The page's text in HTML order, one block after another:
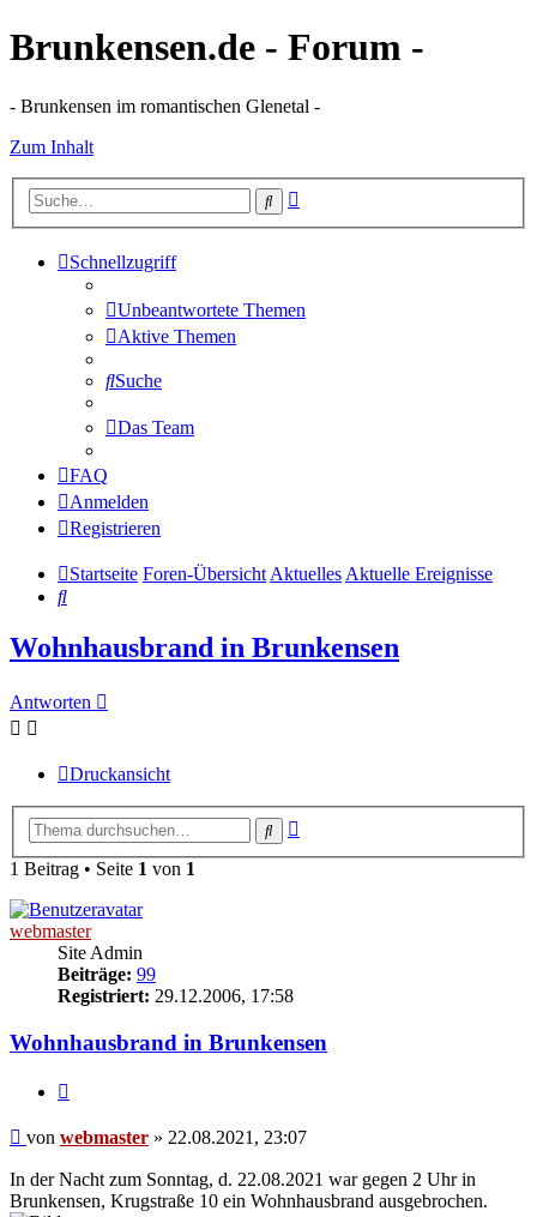
Brunkensen.de - Forum -
- Brunkensen im romantischen Glenetal -
Zum Inhalt
Suche
Schnellzugriff
Unbeantwortete Themen
Aktive Themen
Suche
Das Team
FAQ
Anmelden
Registrieren
Startseite Foren-ÜbersichtAktuellesAktuelle Ereignisse
Suche
Wohnhausbrand in Brunkensen
Antworten
Druckansicht
Suche
1 Beitrag • Seite 1 von 1
webmaster
Site Admin
Beiträge: 99
Registriert: 29.12.2006, 17:58
Wohnhausbrand in Brunkensen
Beitrag
von webmaster » 22.08.2021, 23:07
In der Nacht zum Sonntag, d. 22.08.2021 war gegen 2 Uhr in
Brunkensen, Krugstraße 10 ein Wohnhausbrand ausgebrochen.